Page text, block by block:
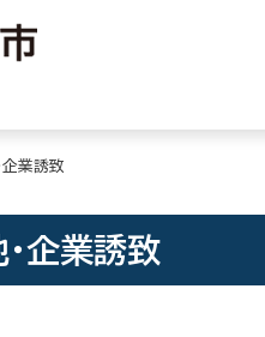
企業誘致
企業誘致